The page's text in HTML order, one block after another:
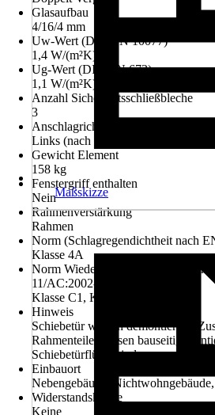
Glasaufbau
4/16/4 mm
Uw-Wert (DIN EN 10077)
1,4 W/(m²K)
Ug-Wert (DIN EN 673)
1,1 W/(m²K)
Anzahl Sicherheitsschließbleche
3
Anschlagrichtung
Links (nach innen öffnend), Rechts
Gewicht Element
158 kg
Fenstergriff enthalten
Nein
Rahmenverstärkung
Rahmen
Norm (Schlagregendichtheit nach
Klasse 4A
Norm Wiederstandsfähigkeit
11/AC:2002-08
Klasse C1, Klasse B2, Klasse A3
Hinweis
Schiebetür wird in demontiertem
Rahmenteile müssen bauseitig
Schiebetürflügel sind vormontiert.
Einbauort
Nebengebäude, Nichtwohngebäude,
Widerstandsklasse
Keine
Maßskizze